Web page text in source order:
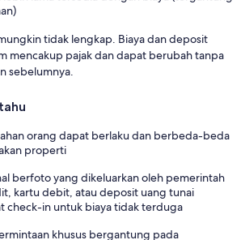
tidak lengkap. Biaya dan deposit
mencakup pajak dan dapat berubah tanpa
sebelumnya.
orang dapat berlaku dan berbeda-beda
properti
berfoto yang dikeluarkan oleh pemerintah
kartu debit, atau deposit uang tunai
check-in untuk biaya tidak terduga
khusus bergantung pada